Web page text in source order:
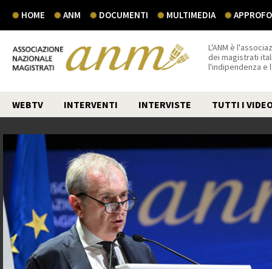
HOME ANM DOCUMENTI MULTIMEDIA
L'ANM è
dei magistrati
l'indipendenza e
WEBTV INTERVENTI INTERVISTE TUTTI I